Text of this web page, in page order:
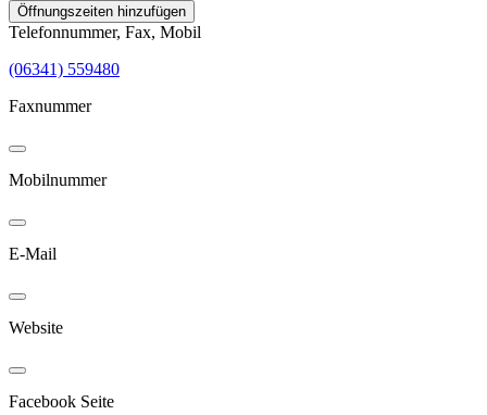
Öffnungszeiten hinzufügen
Telefonnummer, Fax, Mobil
(06341) 559480
Faxnummer
Mobilnummer
E-Mail
Website
Facebook Seite